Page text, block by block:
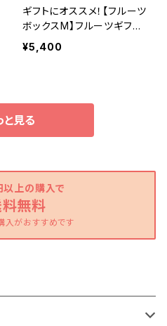
ギフトにオススメ！【フルーツ
ボックスM】フルーツギフ
ト 3〜4名様用【東果堂厳
選！旬のフルーツ詰め合わ
¥5,400
と見る
上の購入で
無料
入がおすすめです